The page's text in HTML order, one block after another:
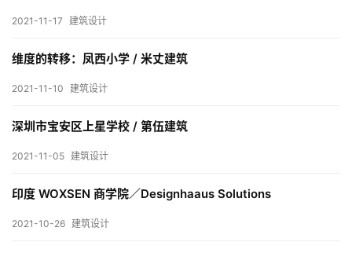
市
景
筑
教
登录
2021-11-17 建筑设计
维度的转移：凤西小学 / 米丈建筑
2021-11-10 建筑设计
深圳市宝安区上星学校 / 第伍建筑
2021-11-05 建筑设计
印度 WOXSEN 商学院／Designhaaus Solutions
2021-10-26 建筑设计